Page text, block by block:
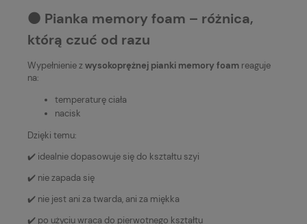
⚫️ Pianka memory foam – różnica,
którą czuć od razu
Wypełnienie z wysokoprężnej pianki memory foam reaguje
na:
temperaturę ciała
nacisk
Dzięki temu:
✔️ idealnie dopasowuje się do kształtu szyi
✔️ nie zapada się
✔️ nie jest ani za twarda, ani za miękka
✔️ po użyciu wraca do pierwotnego kształtu